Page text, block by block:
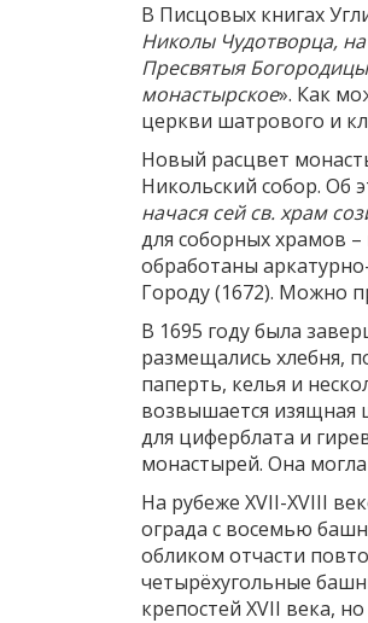
В Писцовых книгах
Николы Чудотворца,
Пресвятыя
монастырское». Как
церкви шатрового и
Новый расцвет
Никольский собор. Об
начася сей св. храм
для соборных храмов
обработаны
Городу (1672). Можно
В 1695 году была
размещались хлебня,
паперть, келья и
возвышается изящная
для циферблата и
монастырей. Она
На рубеже XVII-XVIII
ограда с восемью
обликом отчасти
четырёхугольные
крепостей XVII века,